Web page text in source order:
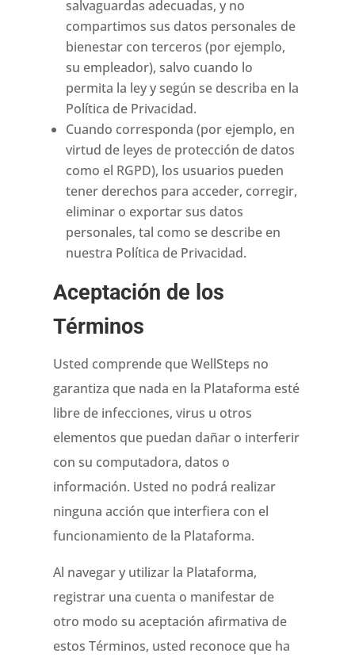
salvaguardas adecuadas, y no
compartimos sus datos personales de
bienestar con terceros (por ejemplo,
su empleador), salvo cuando lo
permita la ley y según se describa en la
Política de Privacidad.
Cuando corresponda (por ejemplo, en
virtud de leyes de protección de datos
como el RGPD), los usuarios pueden
tener derechos para acceder, corregir,
eliminar o exportar sus datos
personales, tal como se describe en
nuestra Política de Privacidad.
Aceptación de los
Términos
Usted comprende que WellSteps no
garantiza que nada en la Plataforma esté
libre de infecciones, virus u otros
elementos que puedan dañar o interferir
con su computadora, datos o
información. Usted no podrá realizar
ninguna acción que interfiera con el
funcionamiento de la Plataforma.
Al navegar y utilizar la Plataforma,
registrar una cuenta o manifestar de
otro modo su aceptación afirmativa de
estos Términos, usted reconoce que ha